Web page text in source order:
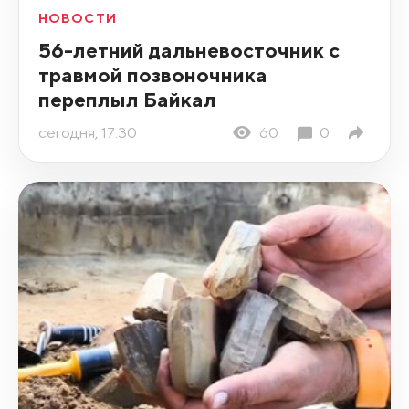
НОВОСТИ
56-летний дальневосточник с
травмой позвоночника
переплыл Байкал
сегодня, 17:30 60 0